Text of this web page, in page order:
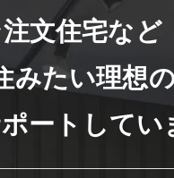
文住宅など
みたい理想
ートしてい